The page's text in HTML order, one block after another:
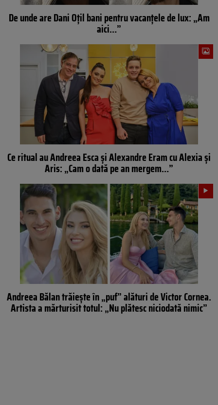
De unde are Dani Oțil bani pentru vacanțele de lux: „Am
aici…”
Ce ritual au Andreea Esca și Alexandre Eram cu Alexia și
Aris: „Cam o dată pe an mergem…”
Andreea Bălan trăiește în „puf” alături de Victor Cornea.
Artista a mărturisit totul: „Nu plătesc niciodată nimic”